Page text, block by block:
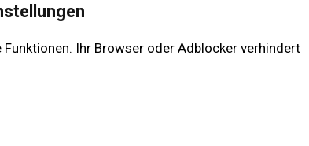
Ihr Browser oder Adblocker verhindert